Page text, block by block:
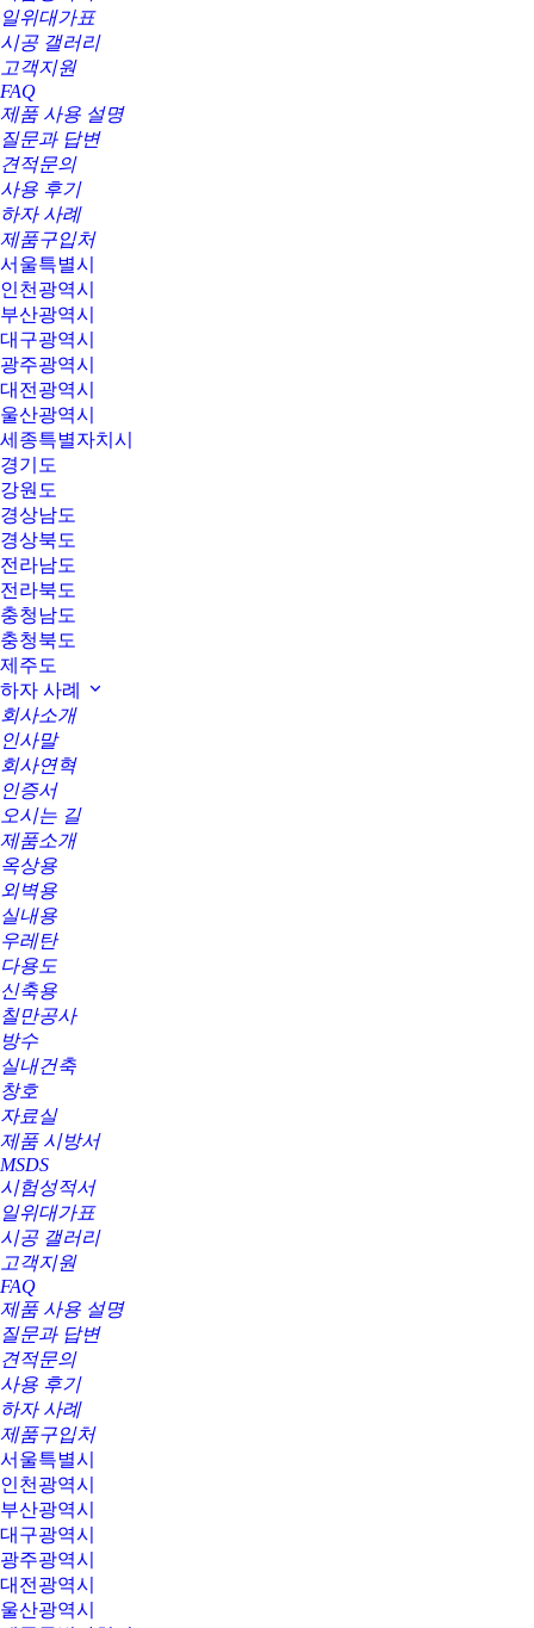
일위대가표
시공 갤러리
고객지원
FAQ
제품 사용 설명
질문과 답변
견적문의
사용 후기
하자 사례
제품구입처
서울특별시
인천광역시
부산광역시
대구광역시
광주광역시
대전광역시
울산광역시
세종특별자치시
경기도
강원도
경상남도
경상북도
전라남도
전라북도
충청남도
충청북도
제주도
하자 사례
회사소개
인사말
회사연혁
인증서
오시는 길
제품소개
옥상용
외벽용
실내용
우레탄
다용도
신축용
칠만공사
방수
실내건축
창호
자료실
제품 시방서
MSDS
시험성적서
일위대가표
시공 갤러리
고객지원
FAQ
제품 사용 설명
질문과 답변
견적문의
사용 후기
하자 사례
제품구입처
서울특별시
인천광역시
부산광역시
대구광역시
광주광역시
대전광역시
울산광역시